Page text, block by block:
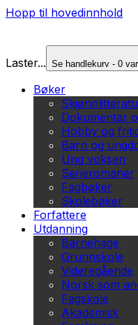
Hopp til hovedinnhold
Laster... Se handlekurv - 0
Bøker
Dokumentar
Hobby og
Barn og
Ung voksen
Serieromaner
Fagbøker
Skolebøker
Forfattere
Utdanning
Barnehage
Grunnskole
Videregående
Norsk som
Fagskole
Akademisk